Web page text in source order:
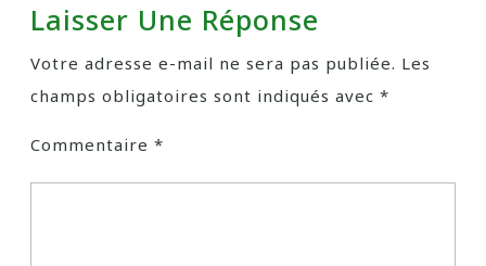
Laisser Une Réponse
Votre adresse e-mail ne sera pas publiée. Les
champs obligatoires sont indiqués avec *
Commentaire *